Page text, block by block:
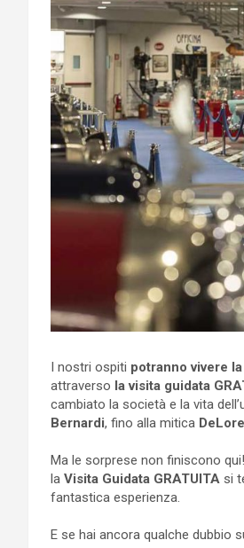
I nostri ospiti potranno vivere
attraverso la visita guidata
cambiato la società e la vita
Bernardi, fino alla mitica
Ma le sorprese non finiscono
la Visita Guidata GRATUITA si
fantastica esperienza.
E se hai ancora qualche dubbio